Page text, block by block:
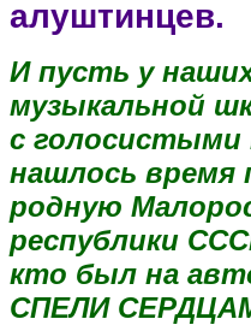
алуштинцев.
И пусть у
музыкальной
с голосистыми
нашлось время
родную
республики
кто был на
СПЕЛИ